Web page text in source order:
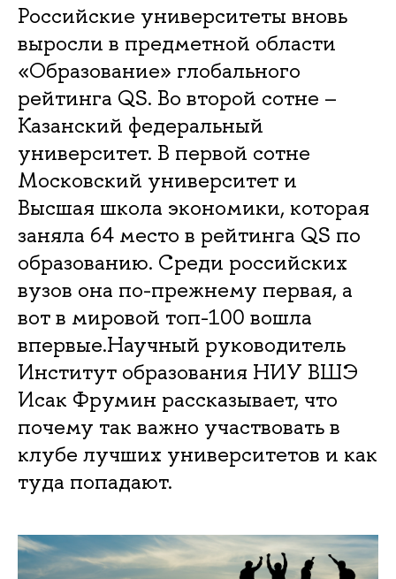
Российские университеты вновь
выросли в предметной области
«Образование» глобального
рейтинга QS. Во второй сотне –
Казанский федеральный
университет. В первой сотне
Московский университет и
Высшая школа экономики, которая
заняла 64 место в рейтинга QS по
образованию. Среди российских
вузов она по-прежнему первая, а
вот в мировой топ-100 вошла
впервые.Научный руководитель
Институт образования НИУ ВШЭ
Исак Фрумин рассказывает, что
почему так важно участвовать в
клубе лучших университетов и как
туда попадают.